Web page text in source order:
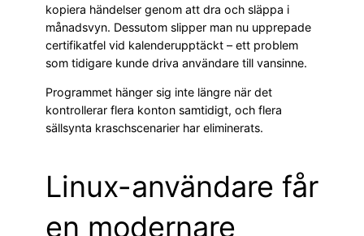
kopiera händelser genom att dra och släppa i
månadsvyn. Dessutom slipper man nu upprepade
certifikatfel vid kalenderupptäckt – ett problem
som tidigare kunde driva användare till vansinne.
Programmet hänger sig inte längre när det
kontrollerar flera konton samtidigt, och flera
sällsynta kraschscenarier har eliminerats.
Linux-användare får
en modernare